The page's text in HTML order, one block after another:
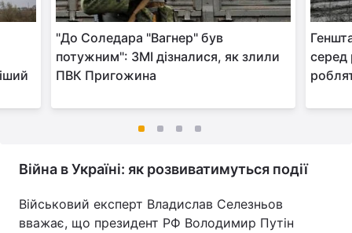
"До Соледара "Вагнер" був
потужним": ЗМІ дізналися, як злили
ПВК Пригожина
серед
Війна в Україні: як розвиватимуться події
Військовий експерт Владислав Селезньов
вважає, що президент РФ Володимир Путін